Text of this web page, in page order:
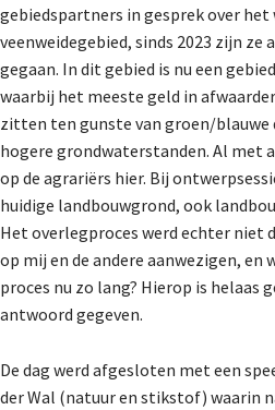
gebiedspartners in gesprek over het
veenweidegebied, sinds 2023 zijn ze
gegaan. In dit gebied is nu een
waarbij het meeste geld in
zitten ten gunste van groen/blauwe
hogere grondwaterstanden. Al met
op de agrariërs hier. Bij
huidige landbouwgrond, ook
Het overlegproces werd echter niet
op mij en de andere aanwezigen, en
proces nu zo lang? Hierop is helaas
antwoord gegeven.
De dag werd afgesloten met een
der Wal (natuur en stikstof) waarin